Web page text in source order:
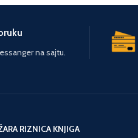
jer te čeka
PLJAČKA MOZGA!
prijatelje, a pre
na sajtu.
RIZNICA KNJIGA